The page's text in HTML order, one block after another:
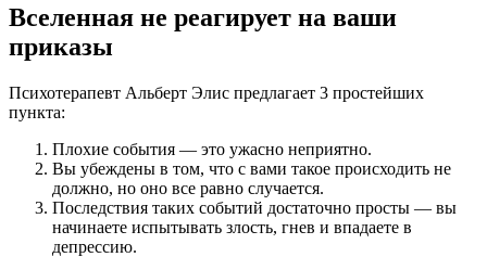
Вселенная не реагирует на ваши
приказы
Психотерапевт Альберт Элис предлагает 3 простейших
пункта:
Плохие события — это ужасно неприятно.
Вы убеждены в том, что с вами такое происходить не
должно, но оно все равно случается.
Последствия таких событий достаточно просты — вы
начинаете испытывать злость, гнев и впадаете в
депрессию.